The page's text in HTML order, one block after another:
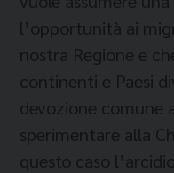
l’opportunità ai
nostra Regione e
continenti e Paesi
devozione comune
sperimentare alla
questo caso